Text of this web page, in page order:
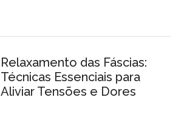
Relaxamento das Fáscias:
Técnicas Essenciais para
Aliviar Tensões e Dores